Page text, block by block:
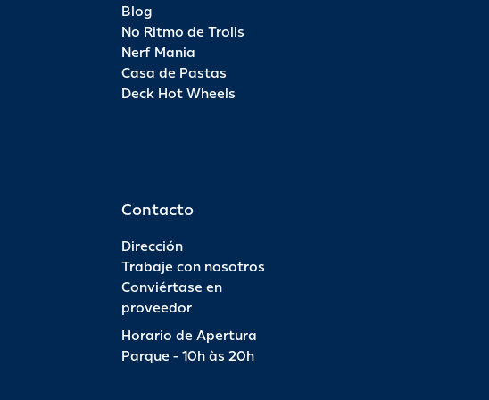
Blog
No Ritmo de Trolls
Nerf Mania
Casa de Pastas
Deck Hot Wheels
Contacto
Dirección
Trabaje con nosotros
Conviértase en
proveedor
Horario de Apertura
Parque - 10h às 20h